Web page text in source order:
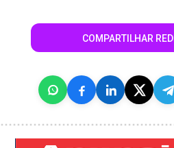
COMPARTILHAR